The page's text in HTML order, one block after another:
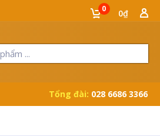
0 0₫
Tổng đài: 028 6686 3366